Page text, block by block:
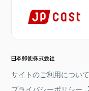
サイトのご利用について
プライバシーポリシー